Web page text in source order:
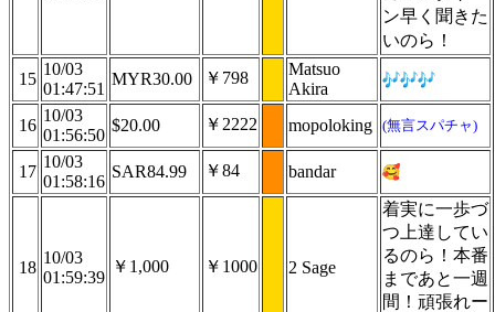
ン早く聞きた
いのら！
15
10/03
01:47:51
MYR30.00 ￥798
Matsuo
Akira
16
10/03
01:56:50
$20.00 ￥2222 mopoloking (無言スパチャ)
17
10/03
01:58:16
SAR84.99 ￥84 bandar
18
10/03
01:59:39
￥1,000 ￥1000 2 Sage
着実に一歩づ
つ上達してい
るのら！本番
まであと一週
間！頑張れー